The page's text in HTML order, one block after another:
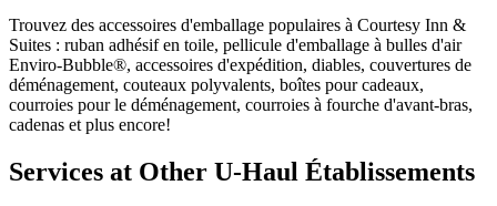
Trouvez des accessoires d'emballage populaires à Courtesy Inn &
Suites : ruban adhésif en toile, pellicule d'emballage à bulles d'air
Enviro-Bubble®, accessoires d'expédition, diables, couvertures de
déménagement, couteaux polyvalents, boîtes pour cadeaux,
courroies pour le déménagement, courroies à fourche d'avant-bras,
cadenas et plus encore!
Services at Other U-Haul Établissements